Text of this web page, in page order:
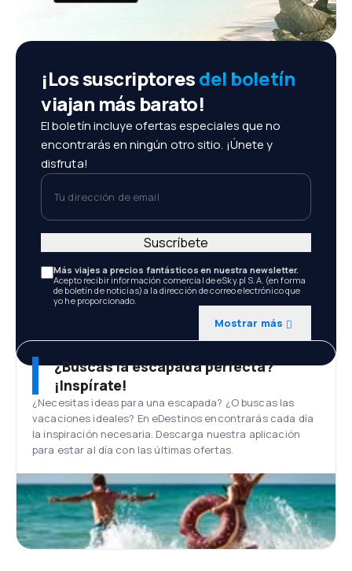
¡Los suscriptoresdel boletín
viajan más barato!
El boletín incluye ofertas especiales que no
encontrarás en ningún otro sitio. ¡Únete y
disfruta!
Tu dirección de email
Más viajes a precios fantásticos en nuestra newsletter.
Acepto recibir información comercial de eSky.pl S.A. (en forma
de boletín de noticias) a la dirección de correo electrónico que
yo he proporcionado.
Mostrar más
Suscríbete
¿Buscas la escapada perfecta?
¡Inspírate!
¿Necesitas ideas para una escapada? ¿O buscas las
vacaciones ideales? En eDestinos encontrarás cada día
la inspiración necesaria. Descarga nuestra aplicación
para estar al día con las últimas ofertas.